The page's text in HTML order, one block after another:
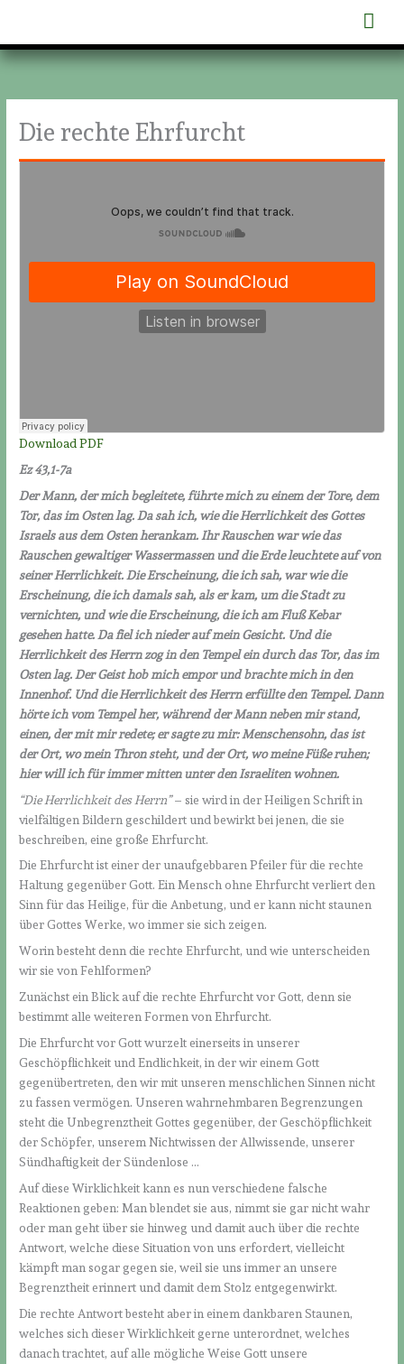
springen
Die rechte Ehrfurcht
Download PDF
Ez 43,1-7a
Der Mann, der mich begleitete, führte mich zu einem der Tore, dem
Tor, das im Osten lag. Da sah ich, wie die Herrlichkeit des Gottes
Israels aus dem Osten herankam. Ihr Rauschen war wie das
Rauschen gewaltiger Wassermassen und die Erde leuchtete auf von
seiner Herrlichkeit. Die Erscheinung, die ich sah, war wie die
Erscheinung, die ich damals sah, als er kam, um die Stadt zu
vernichten, und wie die Erscheinung, die ich am Fluß Kebar
gesehen hatte. Da fiel ich nieder auf mein Gesicht. Und die
Herrlichkeit des Herrn zog in den Tempel ein durch das Tor, das im
Osten lag. Der Geist hob mich empor und brachte mich in den
Innenhof. Und die Herrlichkeit des Herrn erfüllte den Tempel. Dann
hörte ich vom Tempel her, während der Mann neben mir stand,
einen, der mit mir redete; er sagte zu mir: Menschensohn, das ist
der Ort, wo mein Thron steht, und der Ort, wo meine Füße ruhen;
hier will ich für immer mitten unter den Israeliten wohnen.
“Die Herrlichkeit des Herrn”– sie wird in der Heiligen Schrift in
vielfältigen Bildern geschildert und bewirkt bei jenen, die sie
beschreiben, eine große Ehrfurcht.
Die Ehrfurcht ist einer der unaufgebbaren Pfeiler für die rechte
Haltung gegenüber Gott. Ein Mensch ohne Ehrfurcht verliert den
Sinn für das Heilige, für die Anbetung, und er kann nicht staunen
über Gottes Werke, wo immer sie sich zeigen.
Worin besteht denn die rechte Ehrfurcht, und wie unterscheiden
wir sie von Fehlformen?
Zunächst ein Blick auf die rechte Ehrfurcht vor Gott, denn sie
bestimmt alle weiteren Formen von Ehrfurcht.
Die Ehrfurcht vor Gott wurzelt einerseits in unserer
Geschöpflichkeit und Endlichkeit, in der wir einem Gott
gegenübertreten, den wir mit unseren menschlichen Sinnen nicht
zu fassen vermögen. Unseren wahrnehmbaren Begrenzungen
steht die Unbegrenztheit Gottes gegenüber, der Geschöpflichkeit
der Schöpfer, unserem Nichtwissen der Allwissende, unserer
Sündhaftigkeit der Sündenlose …
Auf diese Wirklichkeit kann es nun verschiedene falsche
Reaktionen geben: Man blendet sie aus, nimmt sie gar nicht wahr
oder man geht über sie hinweg und damit auch über die rechte
Antwort, welche diese Situation von uns erfordert, vielleicht
kämpft man sogar gegen sie, weil sie uns immer an unsere
Begrenztheit erinnert und damit dem Stolz entgegenwirkt.
Die rechte Antwort besteht aber in einem dankbaren Staunen,
welches sich dieser Wirklichkeit gerne unterordnet, welches
danach trachtet, auf alle mögliche Weise Gott unsere